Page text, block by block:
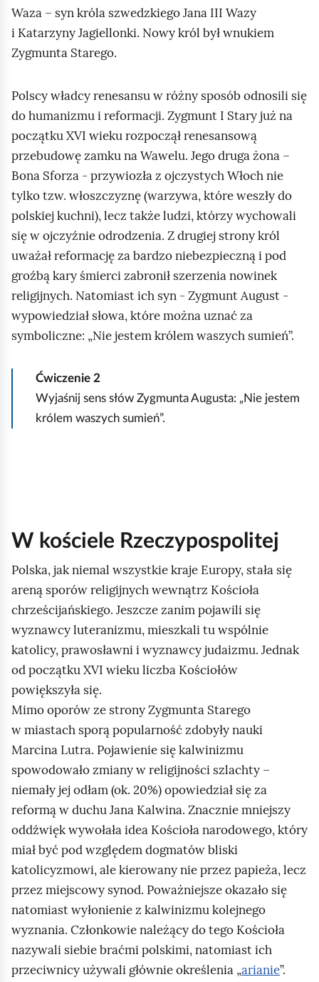
Waza – syn króla szwedzkiego Jana III Wazy
i Katarzyny Jagiellonki. Nowy król był wnukiem
Zygmunta Starego.
Polscy władcy renesansu w różny sposób odnosili się
do humanizmu i reformacji. Zygmunt I Stary już na
początku XVI wieku rozpoczął renesansową
przebudowę zamku na Wawelu. Jego druga żona –
Bona Sforza - przywiozła z ojczystych Włoch nie
tylko tzw. włoszczyznę (warzywa, które weszły do
polskiej kuchni), lecz także ludzi, którzy wychowali
się w ojczyźnie odrodzenia. Z drugiej strony król
uważał reformację za bardzo niebezpieczną i pod
groźbą kary śmierci zabronił szerzenia nowinek
religijnych. Natomiast ich syn - Zygmunt August -
wypowiedział słowa, które można uznać za
symboliczne: „Nie jestem królem waszych sumień”.
Ćwiczenie 2
Wyjaśnij sens słów Zygmunta Augusta: „Nie jestem
królem waszych sumień”.
W kościele Rzeczypospolitej
Polska, jak niemal wszystkie kraje Europy, stała się
areną sporów religijnych wewnątrz Kościoła
chrześcijańskiego. Jeszcze zanim pojawili się
wyznawcy luteranizmu, mieszkali tu wspólnie
katolicy, prawosławni i wyznawcy judaizmu. Jednak
od początku XVI wieku liczba Kościołów
powiększyła się.
Mimo oporów ze strony Zygmunta Starego
w miastach sporą popularność zdobyły nauki
Marcina Lutra. Pojawienie się kalwinizmu
spowodowało zmiany w religijności szlachty –
niemały jej odłam (ok. 20%) opowiedział się za
reformą w duchu Jana Kalwina. Znacznie mniejszy
oddźwięk wywołała idea Kościoła narodowego, który
miał być pod względem dogmatów bliski
katolicyzmowi, ale kierowany nie przez papieża, lecz
przez miejscowy synod. Poważniejsze okazało się
natomiast wyłonienie z kalwinizmu kolejnego
wyznania. Członkowie należący do tego Kościoła
nazywali siebie braćmi polskimi, natomiast ich
przeciwnicy używali głównie określenia „arianie”.